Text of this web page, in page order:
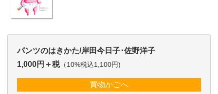
パンツのはきかた/岸田今日子･佐野洋子
1,000円＋税（10%税込1,100円)
買物かごへ